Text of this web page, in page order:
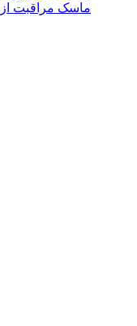
ماسک مراقبت